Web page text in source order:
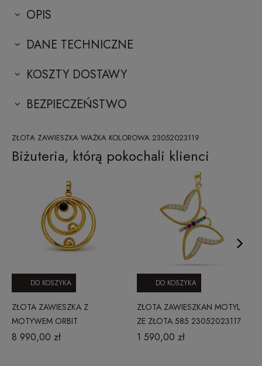
OPIS
DANE TECHNICZNE
KOSZTY DOSTAWY
BEZPIECZEŃSTWO
ZŁOTA ZAWIESZKA WAŻKA KOLOROWA 23052023119
Biżuteria, którą pokochali klienci
ZŁOTA ZAWIESZKA Z
MOTYWEM ORBIT
8 990,00 zł
DO KOSZYKA
ZŁOTA ZAWIESZKAN MOTYL
ZE ZŁOTA 585 23052023117
1 590,00 zł
DO KOSZYKA